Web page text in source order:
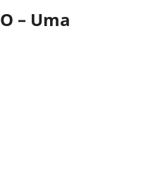
– Uma